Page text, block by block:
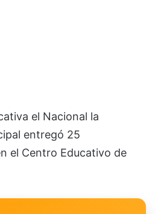
el Nacional la
entregó 25
el Centro Educativo de